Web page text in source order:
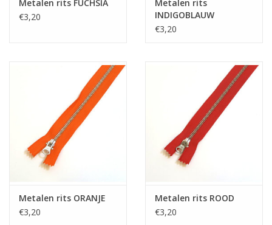
Metalen rits FUCHSIA
€3,20
Metalen rits
INDIGOBLAUW
€3,20
Metalen rits ORANJE
€3,20
Metalen rits ROOD
€3,20